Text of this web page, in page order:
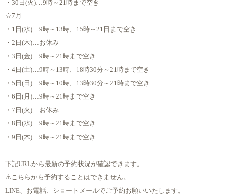
・30日(火)…9時～21時まで空き
☆7月
・1日(水)…9時～13時、15時～21日まで空き
・2日(木)…お休み
・3日(金)…9時～21時まで空き
・4日(土)…9時～13時、18時30分～21時まで空き
・5日(日)…9時～10時、13時30分～21時まで空き
・6日(月)…9時～21時まで空き
・7日(火)…お休み
・8日(水)…9時～21時まで空き
・9日(木)…9時～21時まで空き
下記URLから最新の予約状況が確認できます。
⚠️こちらから予約することはできません。
LINE、お電話、ショートメールでご予約お願いいたします。